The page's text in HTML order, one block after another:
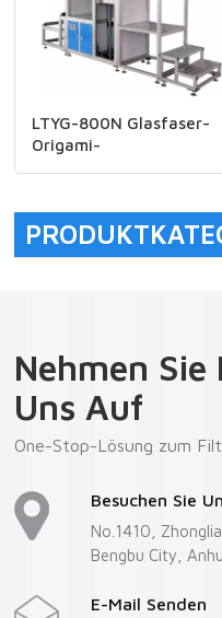
LTYG-800N Glasfaser-
Origami-
Nehmen
Uns Auf
One-Stop-Lösung zum
Besuchen Sie
No.1410,
Bengbu City,
E-Mail Senden